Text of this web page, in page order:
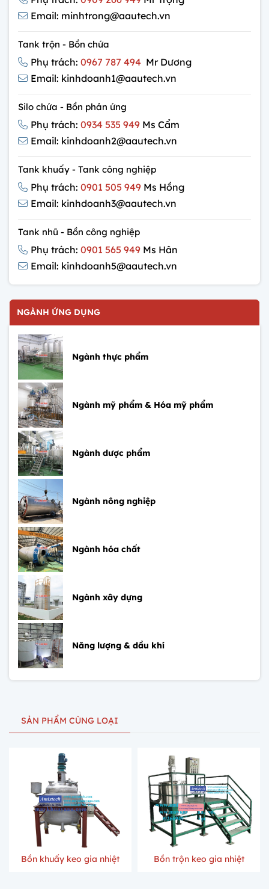
Email: minhtrong@aautech.vn
Tank trộn - Bồn chứa
Phụ trách: 0967 787 494 Mr Dương
Email: kinhdoanh1@aautech.vn
Silo chứa - Bồn phản ứng
Phụ trách: 0934 535 949 Ms Cẩm
Email: kinhdoanh2@aautech.vn
Tank khuấy - Tank công nghiệp
Phụ trách: 0901 505 949 Ms Hồng
Email: kinhdoanh3@aautech.vn
Tank nhũ - Bồn công nghiệp
Phụ trách: 0901 565 949 Ms Hân
Email: kinhdoanh5@aautech.vn
NGÀNH ỨNG DỤNG
Ngành thực phẩm
Ngành mỹ phẩm & Hóa mỹ phẩm
Ngành dược phẩm
Ngành nông nghiệp
Ngành hóa chất
Ngành xây dựng
Năng lượng & dầu khí
SẢN PHẨM CÙNG LOẠI
Bồn khuấy keo gia nhiệt Bồn trộn keo gia nhiệt